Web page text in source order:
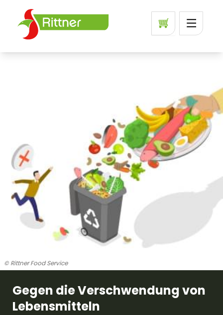
© Rittner Food Service
Gegen die Verschwendung von
Lebensmitteln